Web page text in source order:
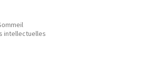
intellectuelles